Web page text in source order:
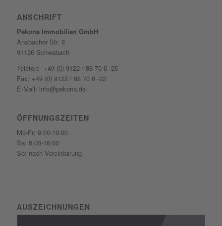
ANSCHRIFT
Pekona Immobilien GmbH
Ansbacher Str. 8
91126 Schwabach
Telefon: +49 (0) 9122 / 88 70 6 -25
Fax: +49 (0) 9122 / 88 70 6 -22
E-Mail: info@pekona.de
ÖFFNUNGSZEITEN
Mo-Fr: 9:00-19:00
Sa: 8:00-16:00
So: nach Vereinbarung
AUSZEICHNUNGEN